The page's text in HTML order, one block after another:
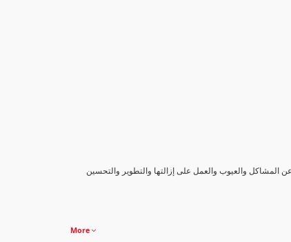
والعيوب والعمل على إزالتها والتطوير والتحسين
More